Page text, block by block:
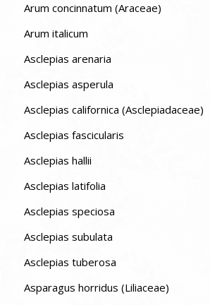
Arum concinnatum (Araceae)
Arum italicum
Asclepias arenaria
Asclepias asperula
Asclepias californica (Asclepiadaceae)
Asclepias fascicularis
Asclepias hallii
Asclepias latifolia
Asclepias speciosa
Asclepias subulata
Asclepias tuberosa
Asparagus horridus (Liliaceae)